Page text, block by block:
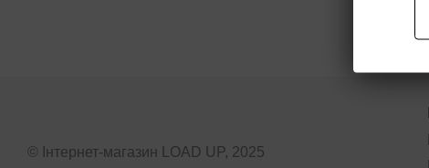
© Інтернет-магазин LOAD UP, 2025